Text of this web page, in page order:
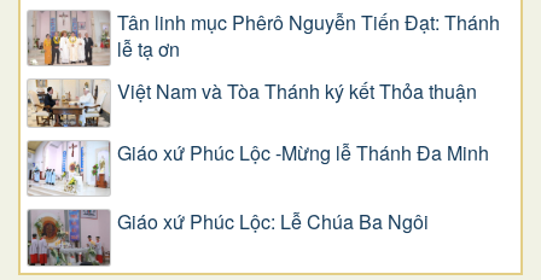
Tân linh mục Phêrô Nguyễn Tiến Đạt: Thánh
lễ tạ ơn
Việt Nam và Tòa Thánh ký kết Thỏa thuận
Giáo xứ Phúc Lộc -Mừng lễ Thánh Đa Minh
Giáo xứ Phúc Lộc: Lễ Chúa Ba Ngôi